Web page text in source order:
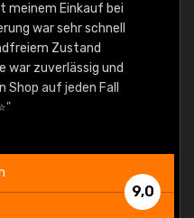
meinem Einkauf bei
war sehr schnell
Zustand
war zuverlässig und
Shop auf jeden Fall
9,0